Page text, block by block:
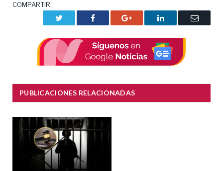
COMPARTIR.
Facebook Google+ LinkedIn
Correo
PUBLICACIONES RELACIONADAS